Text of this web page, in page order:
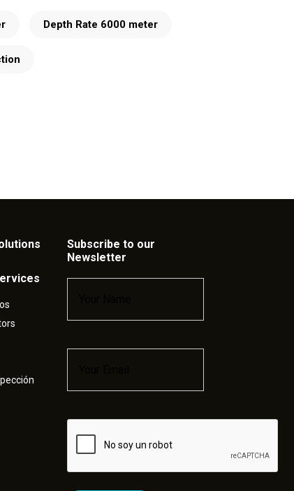
Depth Rate 6000 meter
Subscribe to our
Newsletter